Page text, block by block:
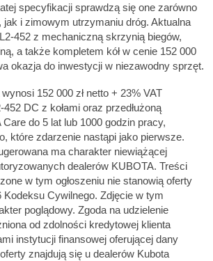
specyfikacji sprawdzą się one zarówno
jak i zimowym utrzymaniu dróg. Aktualna
452 z mechaniczną skrzynią biegów,
a także kompletem kół w cenie 152 000
okazja do inwestycji w niezawodny sprzęt.
152 000 zł netto + 23% VAT
DC z kołami oraz przedłużoną
do 5 lat lub 1000 godzin pracy,
które zdarzenie nastąpi jako pierwsze.
ma charakter niewiążącej
dealerów KUBOTA. Treści
w tym ogłoszeniu nie stanowią oferty
Kodeksu Cywilnego. Zdjęcie w tym
poglądowy. Zgoda na udzielenie
od zdolności kredytowej klienta
instytucji finansowej oferującej dany
znajdują się u dealerów Kubota